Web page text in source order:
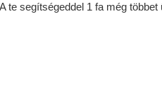
segítségeddel 1 fa még többet